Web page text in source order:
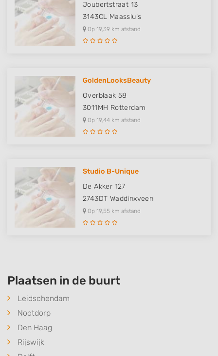
Joubertstraat 13
3143CL Maassluis
Op 19,39 km afstand
GoldenLooksBeauty
Overblaak 58
3011MH Rotterdam
Op 19,44 km afstand
Studio B-Unique
De Akker 127
2743DT Waddinxveen
Op 19,55 km afstand
Plaatsen in de buurt
Leidschendam
Nootdorp
Den Haag
Rijswijk